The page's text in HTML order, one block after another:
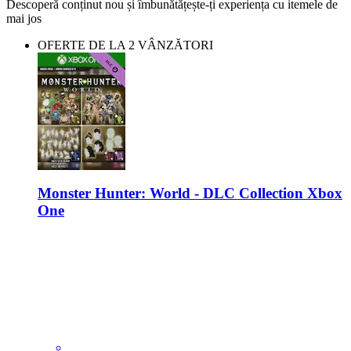
Descoperă conținut nou și îmbunătățește-ți experiența cu itemele de
mai jos
OFERTE DE LA 2 VÂNZĂTORI
Monster Hunter: World - DLC Collection Xbox
One